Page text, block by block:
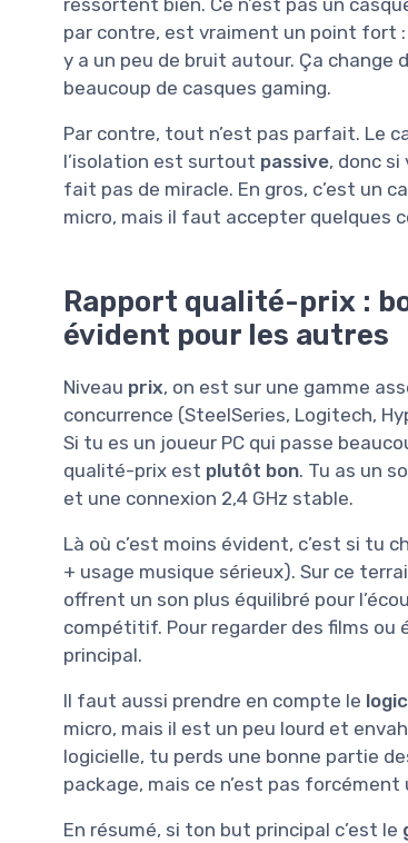
ressortent bien. Ce n’est pas un
par contre, est vraiment un point fort :
y a un peu de bruit autour. Ça change
beaucoup de casques gaming.
Par contre, tout n’est pas parfait. Le
l’isolation est surtout passive, donc
fait pas de miracle. En gros, c’est un
micro, mais il faut accepter quelques
Rapport qualité-prix :
évident pour les autres
Niveau prix, on est sur une gamme
concurrence (SteelSeries, Logitech,
Si tu es un joueur PC qui passe
qualité-prix est plutôt bon. Tu as un
et une connexion 2,4 GHz stable.
Là où c’est moins évident, c’est si tu
+ usage musique sérieux). Sur ce
offrent un son plus équilibré pour
compétitif. Pour regarder des films ou
principal.
Il faut aussi prendre en compte le
micro, mais il est un peu lourd et
logicielle, tu perds une bonne partie
package, mais ce n’est pas
En résumé, si ton but principal c’est le